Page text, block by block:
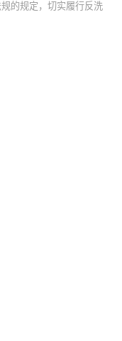
的规定，切实履行反洗